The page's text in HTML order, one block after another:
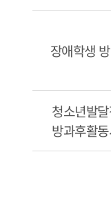
장애학생
청소년발
방과후활